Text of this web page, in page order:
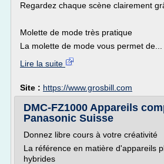
Regardez chaque scène clairement
Molette de mode très pratique
La molette de mode vous permet de...
Lire la suite
Site : https://www.grosbill.com
DMC-FZ1000 Appareils
Panasonic Suisse
Donnez libre cours à votre créativité
La référence en matière d'appareils
hybrides